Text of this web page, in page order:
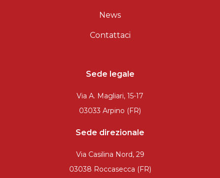
News
Contattaci
Sede legale
Via A. Magliari, 15-17
03033 Arpino (FR)
Sede direzionale
Via Casilina Nord, 29
03038 Roccasecca (FR)